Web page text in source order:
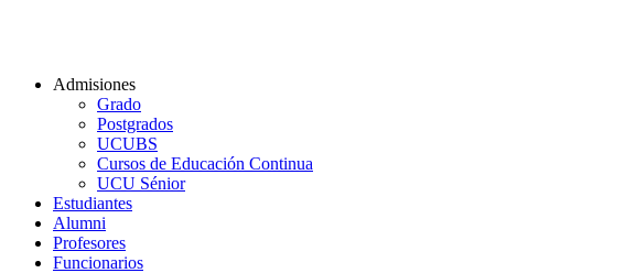
Admisiones
Grado
Postgrados
UCUBS
Cursos de Educación Continua
UCU Sénior
Estudiantes
Alumni
Profesores
Funcionarios